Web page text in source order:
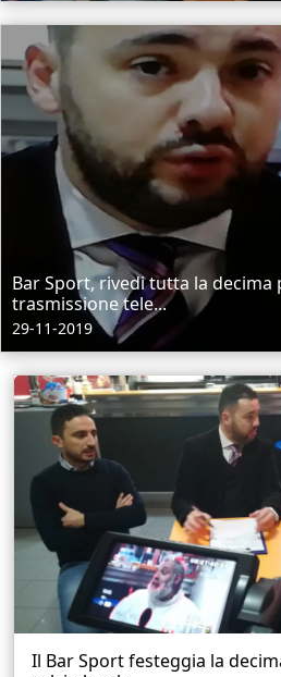
Bar Sport, rivedi tutta la decima
trasmissione tele...
29-11-2019
Il Bar Sport festeggia la